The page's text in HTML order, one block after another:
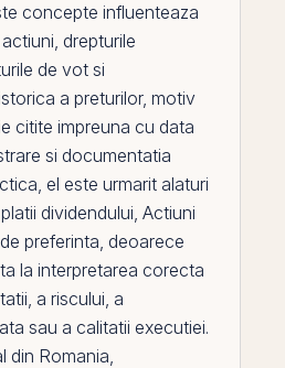
concepte influenteaza
actiuni, drepturile
de vot si
a preturilor, motiv
citite impreuna cu data
si documentatia
el este urmarit alaturi
dividendului, Actiuni
preferinta, deoarece
la interpretarea corecta
a riscului, a
sau a calitatii executiei.
din Romania,